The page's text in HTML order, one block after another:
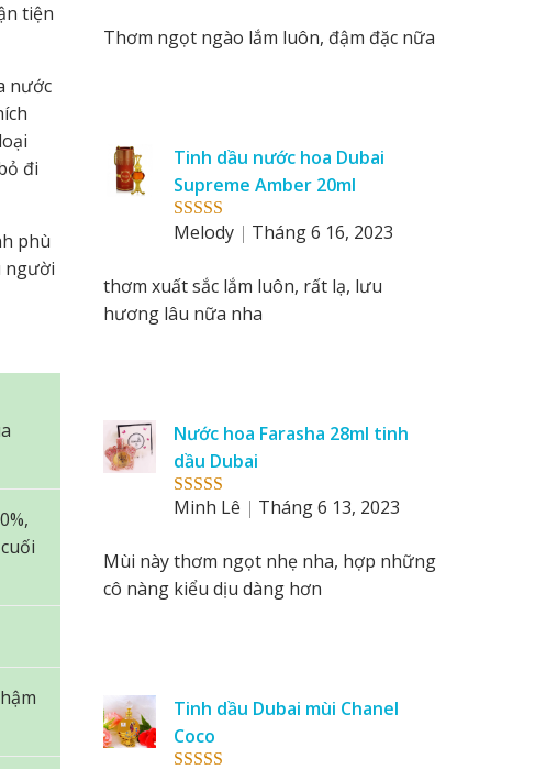
tiện
nước
đi
phù
người
Thơm ngọt ngào lắm luôn, đậm đặc nữa
Rated5out
Tinh dầu nước hoa Dubai
Supreme Amber 20ml
Melody
Tháng 6 16, 2023
thơm xuất sắc lắm luôn, rất lạ, lưu
hương lâu nữa nha
Rated 5out
Nước hoa Farasha 28ml tinh
dầu Dubai
Minh Lê
Tháng 6 13, 2023
Mùi này thơm ngọt nhẹ nha, hợp những
cô nàng kiểu dịu dàng hơn
Tinh dầu Dubai mùi Chanel
Coco